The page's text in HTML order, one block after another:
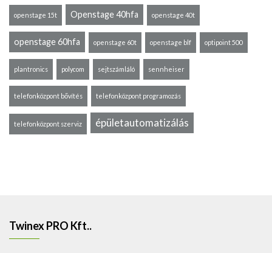
openstage 15t Openstage 40hfa openstage 40t
openstage 60hfa openstage 60t openstage blf optipoint 500
plantronics polycom sejtszámláló sennheiser
telefonközpont bővítés telefonközpont programozás
telefonközpont szerviz épületautomatizálás
Twinex PRO Kft..